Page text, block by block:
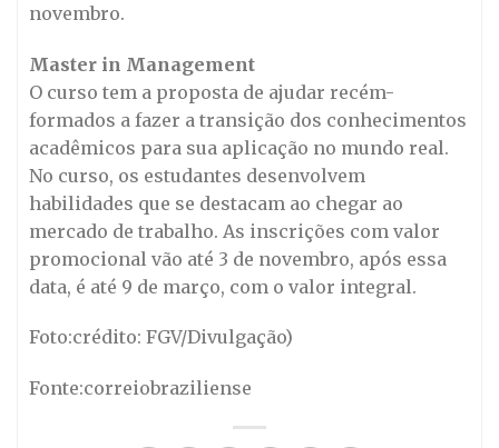
novembro.
Master in Management
O curso tem a proposta de ajudar recém-
formados a fazer a transição dos conhecimentos
acadêmicos para sua aplicação no mundo real.
No curso, os estudantes desenvolvem
habilidades que se destacam ao chegar ao
mercado de trabalho. As inscrições com valor
promocional vão até 3 de novembro, após essa
data, é até 9 de março, com o valor integral.
Foto:crédito: FGV/Divulgação)
Fonte:correiobraziliense